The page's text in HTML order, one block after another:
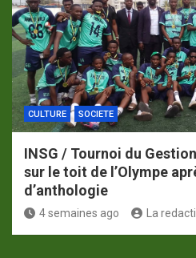
CULTURE SOCIETE
INSG / Tournoi du
sur le toit de l’Olympe
d’anthologie
4 semaines ago La